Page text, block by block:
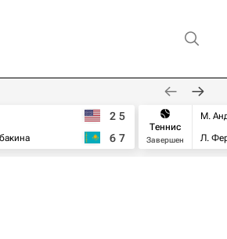
2 5
6 7
Теннис
Завершен
М.
Л.